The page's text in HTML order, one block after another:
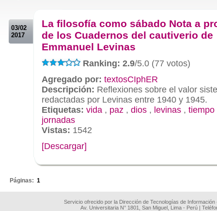
03/02
2017
La filosofía como sábado Nota a
de los Cuadernos del cautiverio de
Emmanuel Levinas
Ranking: 2.9/5.0 (77 votos)
Agregado por: textosCIphER
Descripción: Reflexiones sobre el valor
redactadas por Levinas entre 1940 y 1945.
Etiquetas: vida , paz , dios , levinas , tiempo
jornadas
Vistas: 1542
[Descargar]
Páginas: 1
Servicio ofrecido por la Dirección de Tecnologías de
Av. Universitaria N° 1801, San Miguel, Lima - Perú |